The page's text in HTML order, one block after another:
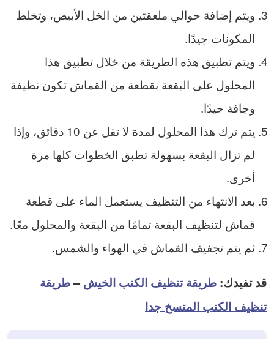
ويتم إضافة حوالي ملعقتين من الخل الأبيض، وتخلط
المكونات جيدًا.
ويتم تطبيق هذه الطريقة من خلال تطبيق هذا
المحلول على البقعة بقطعة من القماش تكون نظيفة
وجافة جيدًا.
يتم ترك هذا المحلول لمدة لا تقل عن 10 دقائق، وإذا
لم تزال البقعة بسهولة تطبق الخطوات كلها مرة
أخرى.
بعد الانتهاء من التنظيف يستعمل الماء على قطعة
قماش لتنظيف البقعة تمامًا من البقعة والمحلول معًا.
ثم يتم تجفيف القماش في الهواء والشمس.
قد تفيدك: طريقة تنظيف الكنب الخيش –طريقة
تنظيف الكنب المتسخ جدا